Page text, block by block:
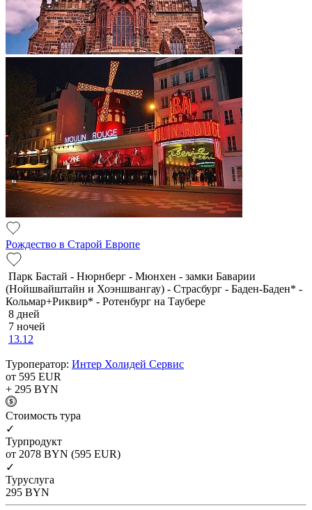
Рождество в Старой Европе
Парк Бастай - Нюрнберг - Мюнхен - замки Баварии
(Нойшвайштайн и Хоэншвангау) - Страсбург - Баден-Баден* -
Кольмар+Риквир* - Ротенбург на Таубере
8 дней
7 ночей
13.12
Туроператор: Интер Холидей Сервис
от 595 EUR
+ 295 BYN
Cтоимость тура
✓
Турпродукт
от 2078 BYN (595 EUR)
✓
Туруслуга
295 BYN